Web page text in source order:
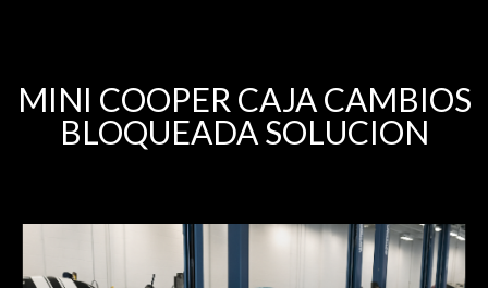
MINI COOPER CAJA CAMBIOS
BLOQUEADA SOLUCION